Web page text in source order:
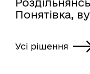
Понятівка,
Усі рішення